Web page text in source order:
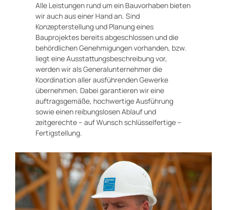
Alle Leistungen rund um ein Bauvorhaben bieten
wir auch aus einer Hand an. Sind
Konzepterstellung und Planung eines
Bauprojektes bereits abgeschlossen und die
behördlichen Genehmigungen vorhanden, bzw.
liegt eine Ausstattungsbeschreibung vor,
werden wir als Generalunternehmer die
Koordination aller ausführenden Gewerke
übernehmen. Dabei garantieren wir eine
auftragsgemäße, hochwertige Ausführung
sowie einen reibungslosen Ablauf und
zeitgerechte – auf Wunsch schlüsselfertige –
Fertigstellung.